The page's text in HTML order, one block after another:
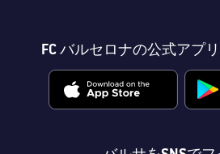
FC バルセロナの公式アプ